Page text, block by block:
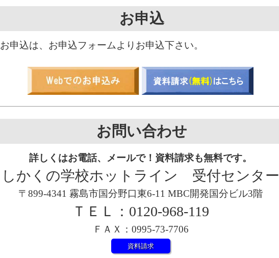
お申込
お申込は、お申込フォームよりお申込下さい。
お問い合わせ
詳しくはお電話、メールで！資料請求も無料です。
しかくの学校ホットライン 受付センター
〒899-4341 霧島市国分野口東6-11 MBC開発国分ビル3階
ＴＥＬ：0120-968-119
ＦＡＸ：0995-73-7706
資料請求